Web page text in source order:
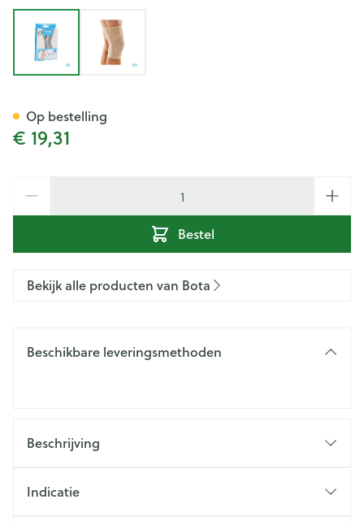
View larger imageView larger image
€ 19,31
Bestel
Op bestelling
Bekijk alle producten van Bota
Beschikbare leveringsmethoden
Beschrijving
Indicatie